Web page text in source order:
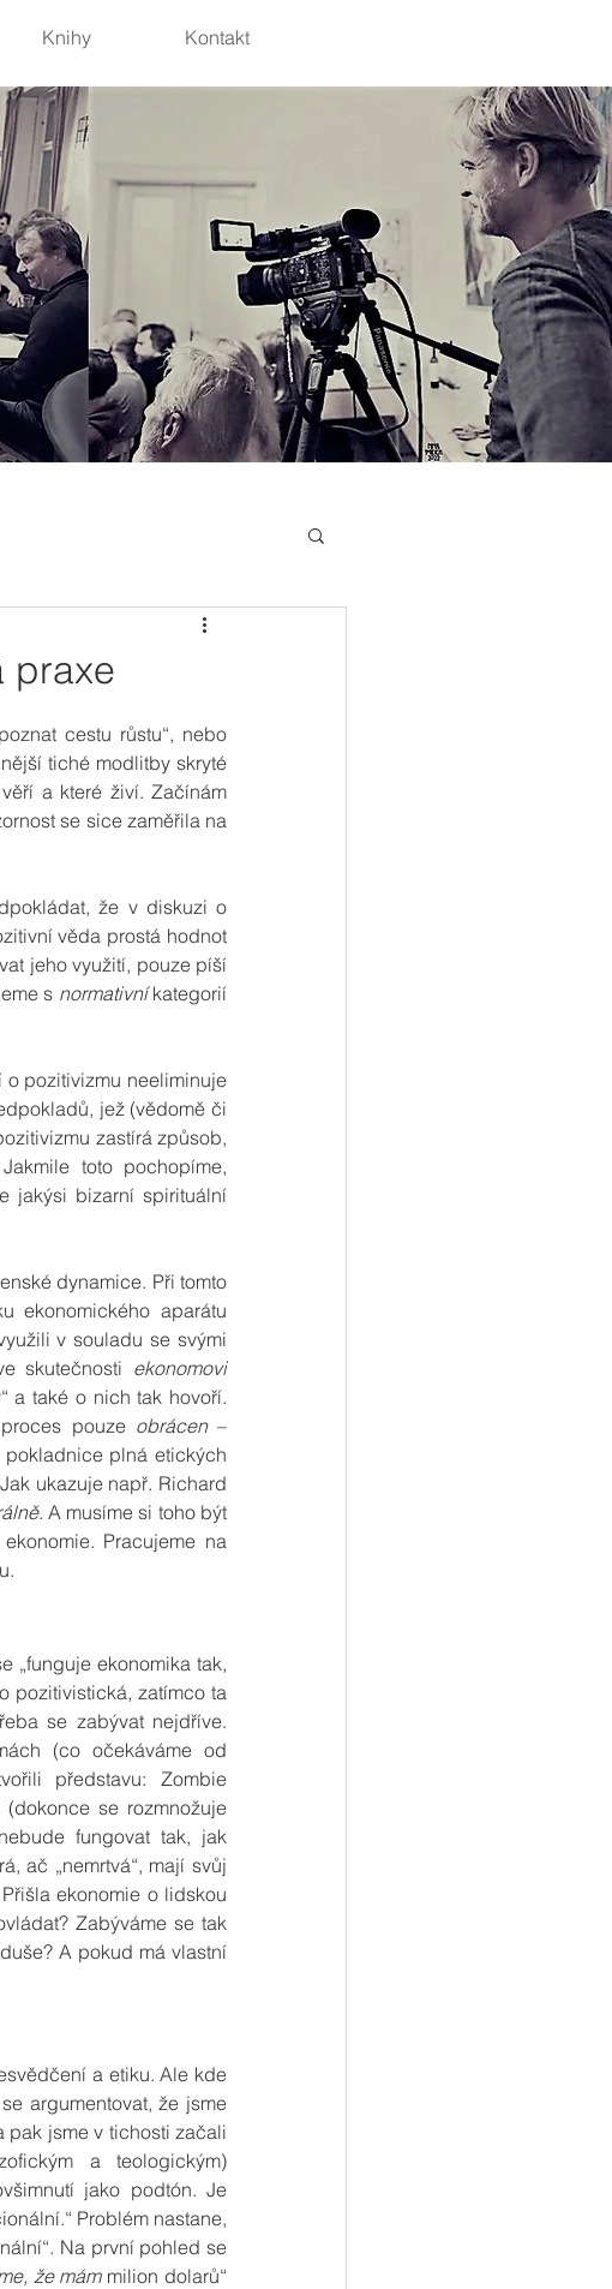
Knihy Kontakt
praxe
cestu růstu“, nebo
tiché modlitby skryté
a které živí. Začínám
se sice zaměřila na
že v diskuzi o
věda prostá hodnot
jeho využití, pouze píší
s normativní kategorií
o pozitivizmu neeliminuje
jež (vědomě či
zastírá způsob,
Jakmile toto pochopíme,
jakýsi bizarní spirituální
dynamice. Při tomto
ekonomického aparátu
v souladu se svými
skutečnosti ekonomovi
a také o nich tak hovoří.
pouze obrácen –
pokladnice plná etických
ukazuje např. Richard
. A musíme si toho být
Pracujeme na
„funguje ekonomika tak,
pozitivistická, zatímco ta
se zabývat nejdříve.
(co očekáváme od
představu: Zombie
se rozmnožuje
fungovat tak, jak
ač „nemrtvá“, mají svůj
ekonomie o lidskou
Zabýváme se tak
A pokud má vlastní
a etiku. Ale kde
argumentovat, že jsme
jsme v tichosti začali
a teologickým)
jako podtón. Je
Problém nastane,
Na první pohled se
že mám milion dolarů“